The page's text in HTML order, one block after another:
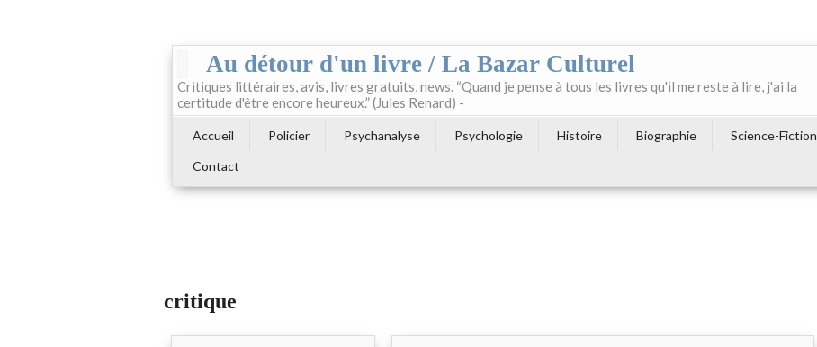
Au détour d'un livre / La Bazar Culturel
Critiques littéraires, avis, livres gratuits, news. “Quand je pense à tous les livres qu'il me reste à lire, j'ai la
certitude d'être encore heureux.” (Jules Renard) -
Accueil Policier Psychanalyse Psychologie Histoire Biographie Science-Fiction
Contact
critique